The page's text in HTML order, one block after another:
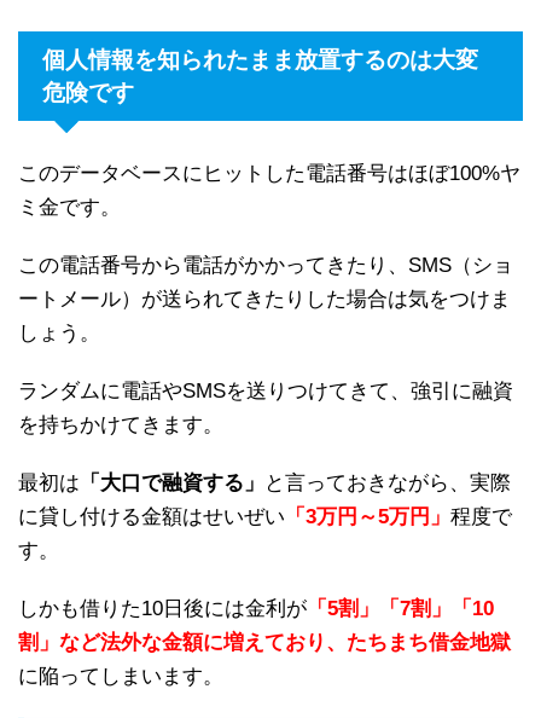
個人情報を知られたまま放置するのは大変
危険です
このデータベースにヒットした電話番号はほぼ100%ヤ
ミ金です。
この電話番号から電話がかかってきたり、SMS（ショ
ートメール）が送られてきたりした場合は気をつけま
しょう。
ランダムに電話やSMSを送りつけてきて、強引に融資
を持ちかけてきます。
最初は 「大口で融資する」
と言っておきながら、実際
に貸し付ける金額はせいぜい 「3万円～5万円」 程度で
す。
しかも借りた10日後には金利が 「5割」「7割」「10
割」など法外な金額に増えており、たちまち借金地獄
に陥ってしまいます。